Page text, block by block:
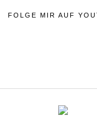
FOLGE MIR AUF